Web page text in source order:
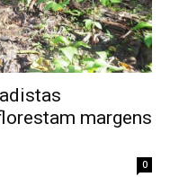
margens
0